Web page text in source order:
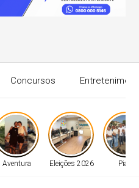
Concursos
Aventura Eleições 2026 Piauí